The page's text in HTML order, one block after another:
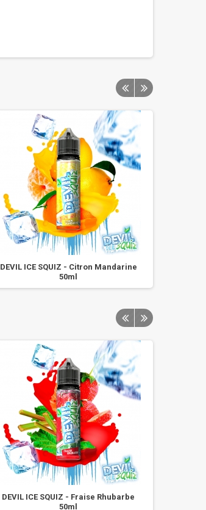
DEVIL ICE SQUIZ - Citron Mandarine
50ml
DEVIL ICE SQUIZ - Fraise Rhubarbe
50ml